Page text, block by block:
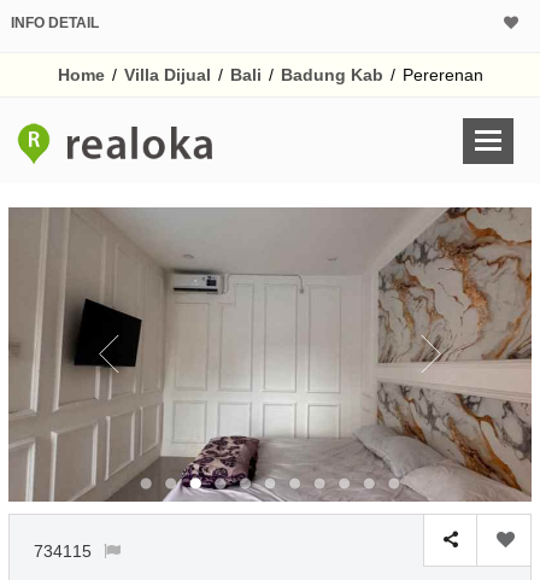
INFO DETAIL
Home / Villa Dijual / Bali / Badung Kab / Pererenan
734115
Harga Rp
Untuk hasil simulasi
pada kotak-
Simpan